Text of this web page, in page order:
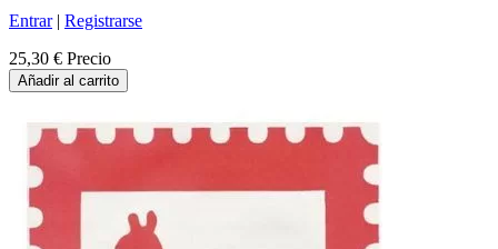
Entrar| Registrarse
25,30 € Precio
Añadir al carrito